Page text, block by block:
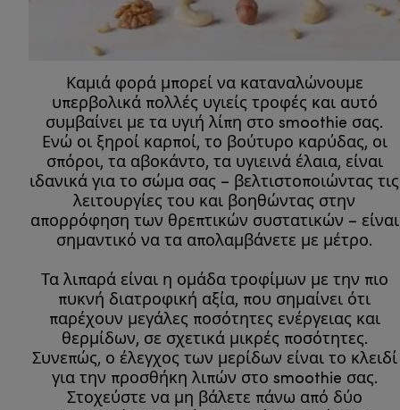
Καμιά φορά μπορεί να καταναλώνουμε
υπερβολικά πολλές υγιείς τροφές και αυτό
συμβαίνει με τα υγιή λίπη στο smoothie σας.
Ενώ οι ξηροί καρποί, το βούτυρο καρύδας, οι
σπόροι, τα αβοκάντο, τα υγιεινά έλαια, είναι
ιδανικά για το σώμα σας – βελτιστοποιώντας τις
λειτουργίες του και βοηθώντας στην
απορρόφηση των θρεπτικών συστατικών – είναι
σημαντικό να τα απολαμβάνετε με μέτρο.
Τα λιπαρά είναι η ομάδα τροφίμων με την πιο
πυκνή διατροφική αξία, που σημαίνει ότι
παρέχουν μεγάλες ποσότητες ενέργειας και
θερμίδων, σε σχετικά μικρές ποσότητες.
Συνεπώς, ο έλεγχος των μερίδων είναι το κλειδί
για την προσθήκη λιπών στο smoothie σας.
Στοχεύστε να μη βάλετε πάνω από δύο